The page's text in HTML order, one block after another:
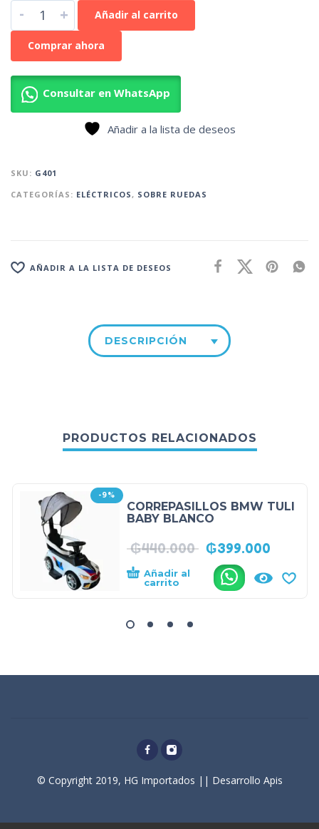
- + Añadir al carrito
Comprar ahora
Consultar en WhatsApp
Añadir a la lista de deseos
SKU: G401
CATEGORÍAS: ELÉCTRICOS, SOBRE RUEDAS
AÑADIR A LA LISTA DE DESEOS
DESCRIPCIÓN
PRODUCTOS RELACIONADOS
-9%
CORREPASILLOS BMW TULI
BABY BLANCO
₲440.000 ₲399.000
Añadir al
carrito
.
© Copyright 2019, HG Importados || Desarrollo Apis